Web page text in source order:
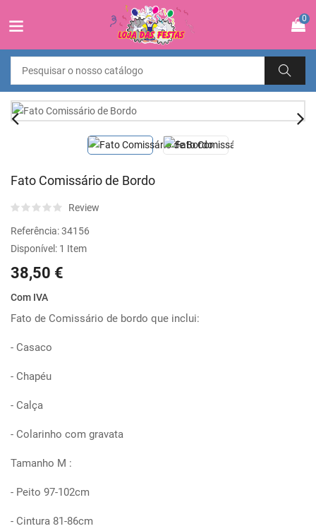
0
Fato Comissário de Bordo
Review
Referência:34156
Disponível: 1 Item
38,50 €
Com IVA
Fato de Comissário de bordo que inclui:
- Casaco
- Chapéu
- Calça
- Colarinho com gravata
Tamanho M :
- Peito 97-102cm
- Cintura 81-86cm